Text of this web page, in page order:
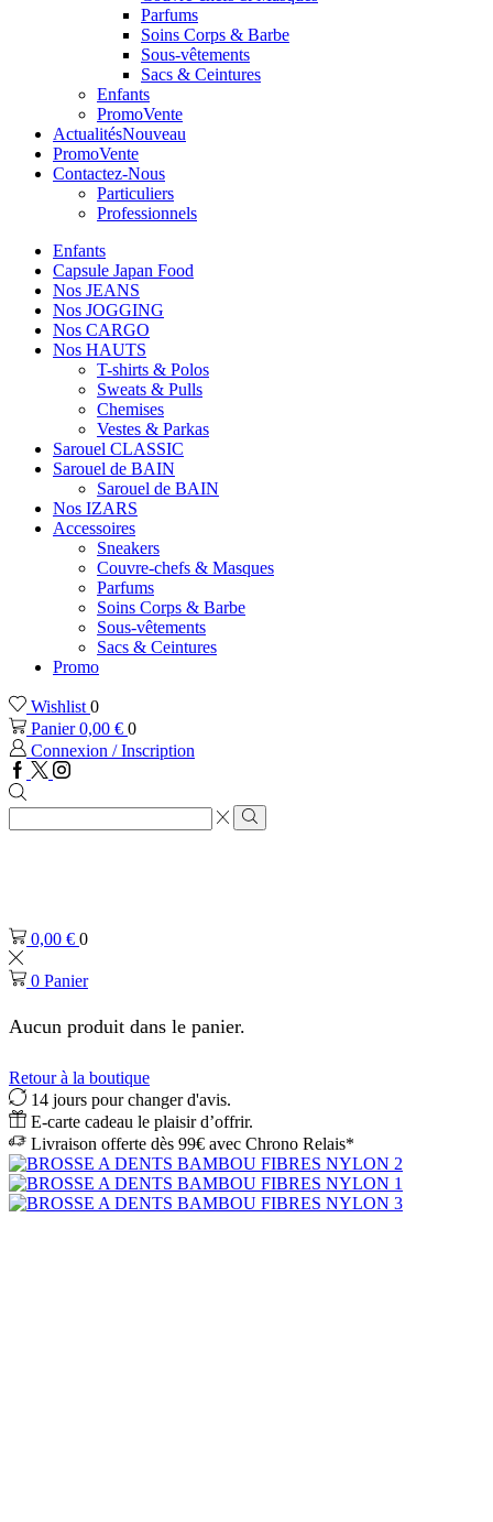
Parfums
Soins Corps & Barbe
Sous-vêtements
Sacs & Ceintures
Enfants
PromoVente
ActualitésNouveau
PromoVente
Contactez-Nous
Particuliers
Professionnels
Enfants
Capsule Japan Food
Nos JEANS
Nos JOGGING
Nos CARGO
Nos HAUTS
T-shirts & Polos
Sweats & Pulls
Chemises
Vestes & Parkas
Sarouel CLASSIC
Sarouel de BAIN
Sarouel de BAIN
Nos IZARS
Accessoires
Sneakers
Couvre-chefs & Masques
Parfums
Soins Corps & Barbe
Sous-vêtements
Sacs & Ceintures
Promo
Wishlist 0
Panier0,00 € 0
Connexion / Inscription
Facebook
TwitterInstagram
Zone
de
Rechercher
0,00 € 0
0 Panier
Aucun produit dans le panier.
Retour à la boutique
14 jours pour changer d'avis.
E-carte cadeau le plaisir d’offrir.
Livraison offerte dès 99€ avec Chrono Relais*